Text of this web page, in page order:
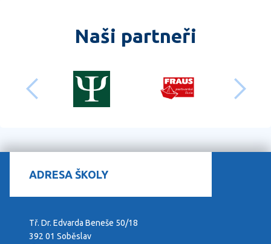
Naši partneři
předchozí
ADRESA ŠKOLY
Tř. Dr. Edvarda Beneše 50/18
392 01 Soběslav